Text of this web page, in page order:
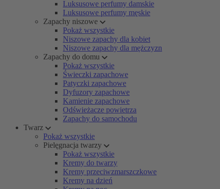
Luksusowe perfumy damskie
Luksusowe perfumy męskie
Zapachy niszowe
Pokaż wszystkie
Niszowe zapachy dla kobiet
Niszowe zapachy dla mężczyzn
Zapachy do domu
Pokaż wszystkie
Świeczki zapachowe
Patyczki zapachowe
Dyfuzory zapachowe
Kamienie zapachowe
Odświeżacze powietrza
Zapachy do samochodu
Twarz
Pokaż wszystkie
Pielęgnacja twarzy
Pokaż wszystkie
Kremy do twarzy
Kremy przeciwzmarszczkowe
Kremy na dzień